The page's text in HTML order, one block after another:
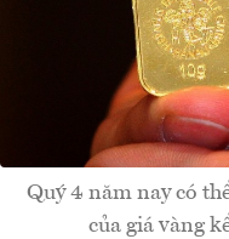
Quý 4 năm nay có
của giá vàng